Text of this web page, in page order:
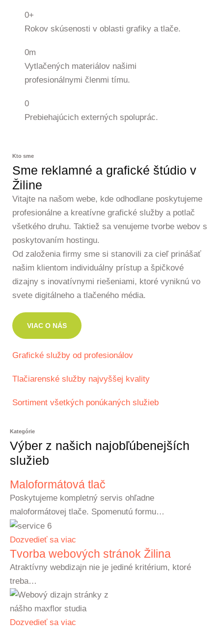
0+
Rokov skúsenosti v oblasti grafiky a tlače.
0m
Vytlačených materiálov našimi
profesionálnymi členmi tímu.
0
Prebiehajúcich externých spoluprác.
Kto sme
Sme reklamné a grafické štúdio v
Žiline
Vitajte na našom webe, kde odhodlane poskytujeme
profesionálne a kreatívne grafické služby a potlač
všetkého druhu. Taktiež sa venujeme tvorbe webov s
poskytovaním hostingu.
Od založenia firmy sme si stanovili za cieľ prinášať
našim klientom individuálny prístup a špičkové
dizajny s inovatívnymi riešeniami, ktoré vyniknú vo
svete digitálneho a tlačeného média.
VIAC O NÁS
Grafické služby od profesionálov
Tlačiarenské služby najvyššej kvality
Sortiment všetkých ponúkaných služieb
Kategórie
Výber z našich najobľúbenejších
služieb
Maloformátová tlač
Poskytujeme kompletný servis ohľadne
maloformátovej tlače. Spomenutú formu…
Dozvedieť sa viac
Tvorba webových stránok Žilina
Atraktívny webdizajn nie je jediné kritérium, ktoré
treba…
Dozvedieť sa viac